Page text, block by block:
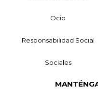
Ocio
Responsabilidad Social
Sociales